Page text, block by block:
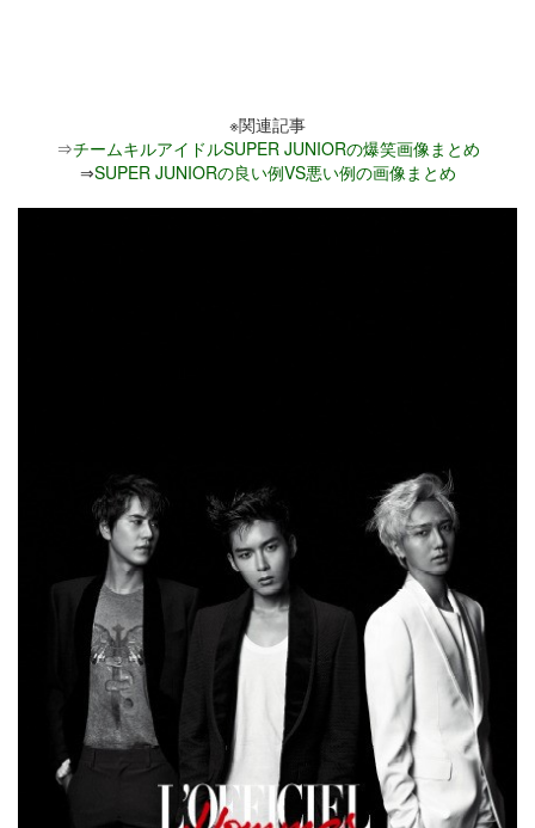
※関連記事
⇒チームキルアイドルSUPER JUNIORの爆笑画像まとめ
⇒SUPER JUNIORの良い例VS悪い例の画像まとめ